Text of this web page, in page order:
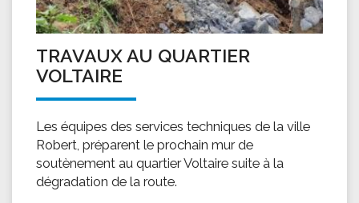
TRAVAUX AU QUARTIER
VOLTAIRE
Les équipes des services techniques de la ville
Robert, préparent le prochain mur de
soutènement au quartier Voltaire suite à la
dégradation de la route.